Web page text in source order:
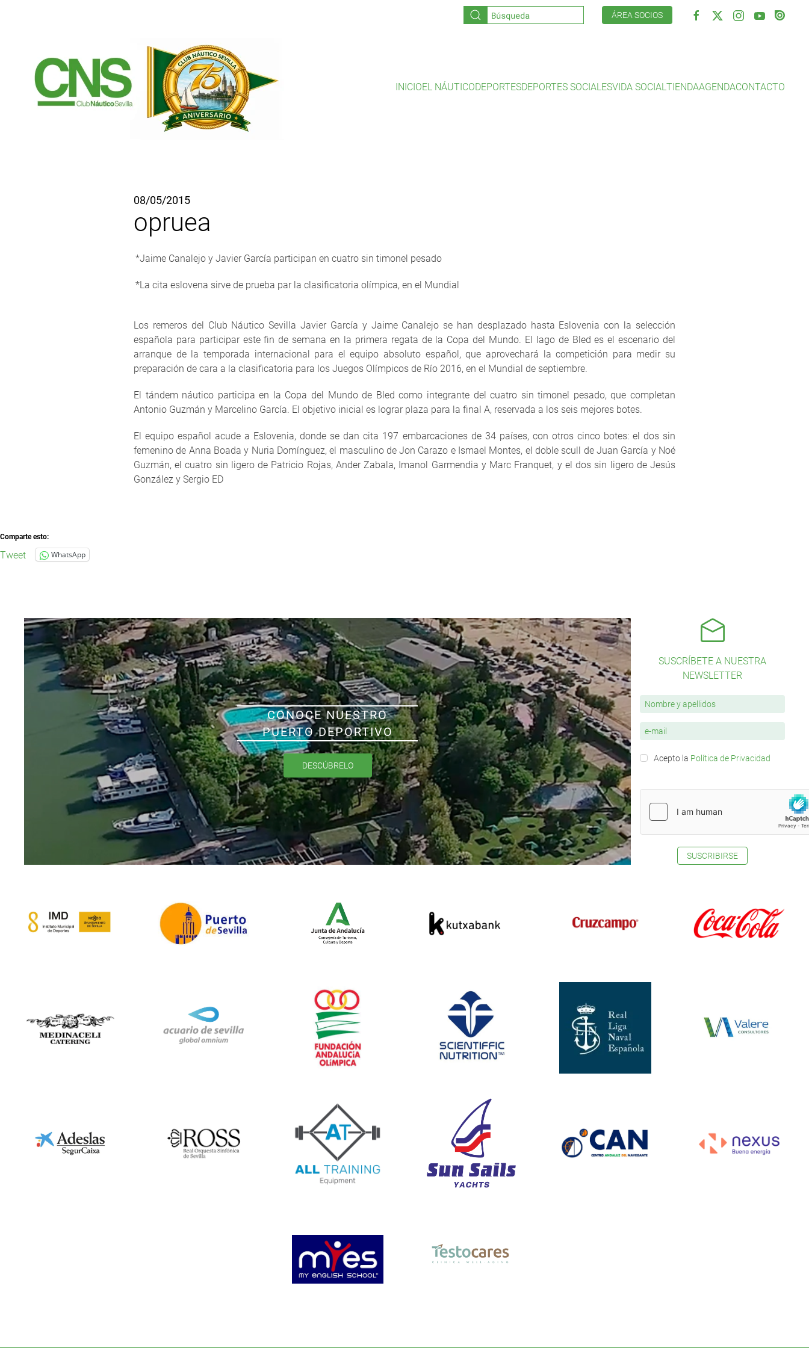
ÁREA SOCIOS
INICIOEL NÁUTICODEPORTESDEPORTES SOCIALESVIDA SOCIALTIENDAAGENDACONTACTO
08/05/2015
opruea
*Jaime Canalejo y Javier García participan en cuatro sin timonel pesado
*La cita eslovena sirve de prueba par la clasificatoria olímpica, en el Mundial
Los remeros del Club Náutico Sevilla Javier García y Jaime Canalejo se han desplazado hasta Eslovenia con la selección
española para participar este fin de semana en la primera regata de la Copa del Mundo. El lago de Bled es el escenario del
arranque de la temporada internacional para el equipo absoluto español, que aprovechará la competición para medir su
preparación de cara a la clasificatoria para los Juegos Olímpicos de Río 2016, en el Mundial de septiembre.
El tándem náutico participa en la Copa del Mundo de Bled como integrante del cuatro sin timonel pesado, que completan
Antonio Guzmán y Marcelino García. El objetivo inicial es lograr plaza para la final A, reservada a los seis mejores botes.
El equipo español acude a Eslovenia, donde se dan cita 197 embarcaciones de 34 países, con otros cinco botes: el dos sin
femenino de Anna Boada y Nuria Domínguez, el masculino de Jon Carazo e Ismael Montes, el doble scull de Juan García y Noé
Guzmán, el cuatro sin ligero de Patricio Rojas, Ander Zabala, Imanol Garmendia y Marc Franquet, y el dos sin ligero de Jesús
González y Sergio ED
Comparte esto:
Tweet WhatsApp
CONOCE NUESTRO
PUERTO DEPORTIVO
DESCÚBRELO
SUSCRÍBETE A NUESTRA
NEWSLETTER
Acepto la Política de Privacidad
SUSCRIBIRSE